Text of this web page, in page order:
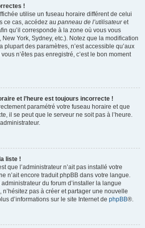
!
utilise un fuseau horaire différent de celui
ce cas, accédez au panneau de l’utilisateuret
qu’il corresponde à la zone où vous vous
York, Sydney, etc.). Notez que la modification
plupart des paramètres, n’est accessible qu’aux
n’êtes pas enregistré, c’est le bon moment
et l’heure est toujours incorrecte !
paramétré votre fuseau horaire et que
il se peut que le serveur ne soit pas à l’heure.
liste !
que l’administrateur n’ait pas installé votre
n’ait encore traduit phpBB dans votre langue.
du forum d’installer la langue
n’hésitez pas à créer et partager une nouvelle
d’informations sur le site Internet de phpBB®.